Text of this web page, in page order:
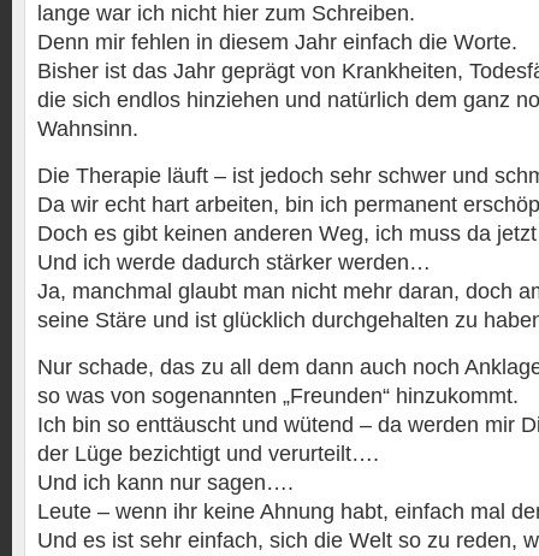
lange war ich nicht hier zum Schreiben.
Denn mir fehlen in diesem Jahr einfach die Worte.
Bisher ist das Jahr geprägt von Krankheiten,
die sich endlos hinziehen und natürlich dem ganz
Wahnsinn.
Die Therapie läuft – ist jedoch sehr schwer und
Da wir echt hart arbeiten, bin ich permanent
Doch es gibt keinen anderen Weg, ich muss da
Und ich werde dadurch stärker werden…
Ja, manchmal glaubt man nicht mehr daran, doch
seine Stäre und ist glücklich durchgehalten zu
Nur schade, das zu all dem dann auch noch
so was von sogenannten „Freunden“ hinzukommt.
Ich bin so enttäuscht und wütend – da werden mir
der Lüge bezichtigt und verurteilt….
Und ich kann nur sagen….
Leute – wenn ihr keine Ahnung habt, einfach mal
Und es ist sehr einfach, sich die Welt so zu reden,